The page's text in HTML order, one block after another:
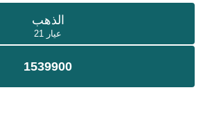
الذهب
عيار 21
1539900